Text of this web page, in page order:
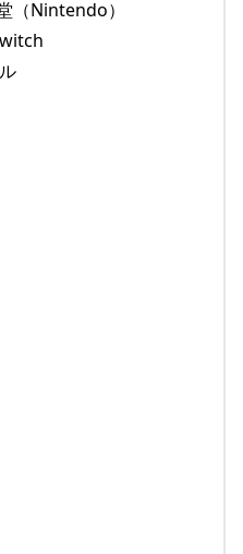
（Nintendo）